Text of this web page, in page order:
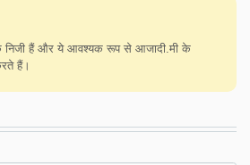
निजी हैं और ये आवश्यक रूप से आजादी.मी के
हैं।